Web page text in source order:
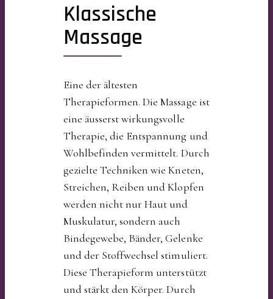
Klassische
Massage
Eine der ältesten
Therapieformen. Die Massage ist
eine äusserst wirkungsvolle
Therapie, die Entspannung und
Wohlbefinden vermittelt. Durch
gezielte Techniken wie Kneten,
Streichen, Reiben und Klopfen
werden nicht nur Haut und
Muskulatur, sondern auch
Bindegewebe, Bänder, Gelenke
und der Stoffwechsel stimuliert.
Diese Therapieform unterstützt
und stärkt den Körper. Durch